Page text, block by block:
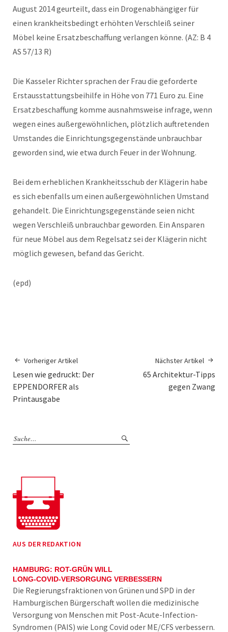
August 2014 geurteilt, dass ein Drogenabhängiger für
einen krankheitsbedingt erhöhten Verschleiß seiner
Möbel keine Ersatzbeschaffung verlangen könne. (AZ: B 4
AS 57/13 R)
Die Kasseler Richter sprachen der Frau die geforderte
Erstausstattungsbeihilfe in Höhe von 771 Euro zu. Eine
Ersatzbeschaffung komme ausnahmsweise infrage, wenn
wegen eines außergewöhnlichen, plötzlich auftretenden
Umstandes die Einrichtungsgegenstände unbrauchbar
geworden sind, wie etwa durch Feuer in der Wohnung.
Bei dem erheblichen Krankheitsschub der Klägerin habe
es sich ebenfalls um einen außergewöhnlichen Umstand
gehandelt. Die Einrichtungsgegenstände seien nicht
wegen Verschleiß unbrauchbar geworden. Ein Ansparen
für neue Möbel aus dem Regelsatz sei der Klägerin nicht
möglich gewesen, befand das Gericht.
(epd)
Vorheriger Artikel
Lesen wie gedruckt: Der
EPPENDORFER als
Printausgabe
Nächster Artikel
65 Architektur-Tipps
gegen Zwang
AUS DER REDAKTION
HAMBURG: ROT-GRÜN WILL
LONG-COVID-VERSORGUNG VERBESSERN
Die Regierungsfraktionen von Grünen und SPD in der
Hamburgischen Bürgerschaft wollen die medizinische
Versorgung von Menschen mit Post-Acute-Infection-
Syndromen (PAIS) wie Long Covid oder ME/CFS verbessern.